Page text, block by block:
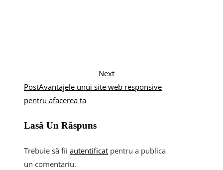
Next
PostAvantajele unui site web responsive
pentru afacerea ta
Lasă Un Răspuns
Trebuie să fii autentificat pentru a publica
un comentariu.